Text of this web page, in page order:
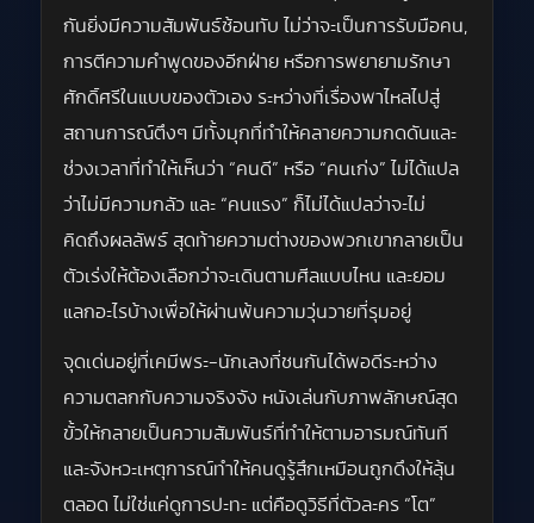
กันยิ่งมีความสัมพันธ์ซ้อนทับ ไม่ว่าจะเป็นการรับมือคน,
การตีความคำพูดของอีกฝ่าย หรือการพยายามรักษา
ศักดิ์ศรีในแบบของตัวเอง ระหว่างที่เรื่องพาไหลไปสู่
สถานการณ์ตึงๆ มีทั้งมุกที่ทำให้คลายความกดดันและ
ช่วงเวลาที่ทำให้เห็นว่า “คนดี” หรือ “คนเก่ง” ไม่ได้แปล
ว่าไม่มีความกลัว และ “คนแรง” ก็ไม่ได้แปลว่าจะไม่
คิดถึงผลลัพธ์ สุดท้ายความต่างของพวกเขากลายเป็น
ตัวเร่งให้ต้องเลือกว่าจะเดินตามศีลแบบไหน และยอม
แลกอะไรบ้างเพื่อให้ผ่านพ้นความวุ่นวายที่รุมอยู่
จุดเด่นอยู่ที่เคมีพระ-นักเลงที่ชนกันได้พอดีระหว่าง
ความตลกกับความจริงจัง หนังเล่นกับภาพลักษณ์สุด
ขั้วให้กลายเป็นความสัมพันธ์ที่ทำให้ตามอารมณ์ทันที
และจังหวะเหตุการณ์ทำให้คนดูรู้สึกเหมือนถูกดึงให้ลุ้น
ตลอด ไม่ใช่แค่ดูการปะทะ แต่คือดูวิธีที่ตัวละคร “โต”